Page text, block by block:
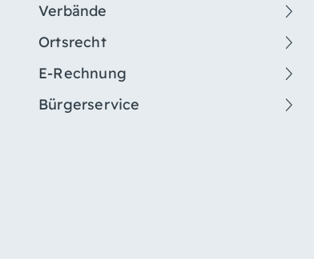
Verbände
Ortsrecht
E-Rechnung
Bürgerservice